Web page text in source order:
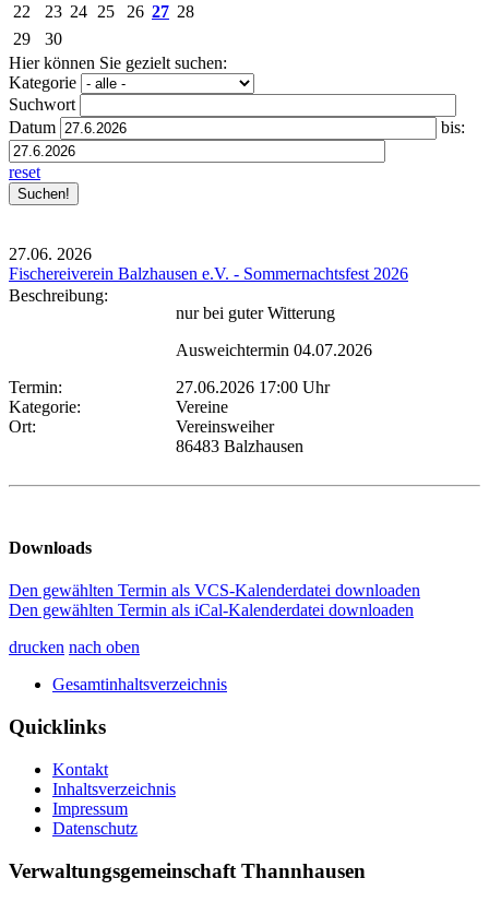
22
23 24 25 26 27 28
29
30
Hier können Sie gezielt suchen:
Kategorie
Suchwort
Datum
bis:
reset
27.06. 2026
Fischereiverein Balzhausen e.V. - Sommernachtsfest 2026
Beschreibung:
nur bei guter Witterung
Ausweichtermin 04.07.2026
Termin:
27.06.2026 17:00 Uhr
Kategorie:
Vereine
Ort:
Vereinsweiher
86483 Balzhausen
Downloads
Den gewählten Termin als VCS-Kalenderdatei downloaden
Den gewählten Termin als iCal-Kalenderdatei downloaden
drucken nach oben
Gesamtinhaltsverzeichnis
Quicklinks
Kontakt
Inhaltsverzeichnis
Impressum
Datenschutz
Verwaltungsgemeinschaft Thannhausen